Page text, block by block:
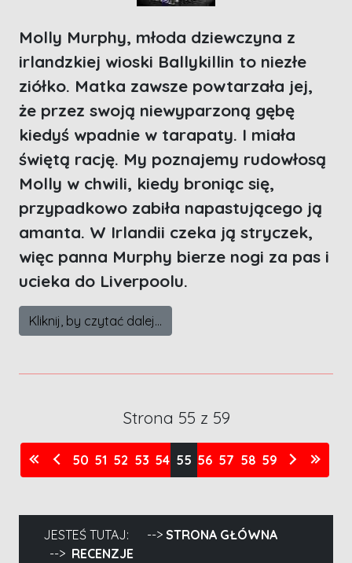
Molly Murphy, młoda dziewczyna z
irlandzkiej wioski Ballykillin to niezłe
ziółko. Matka zawsze powtarzała jej,
że przez swoją niewyparzoną gębę
kiedyś wpadnie w tarapaty. I miała
świętą rację. My poznajemy rudowłosą
Molly w chwili, kiedy broniąc się,
przypadkowo zabiła napastującego ją
amanta. W Irlandii czeka ją stryczek,
więc panna Murphy bierze nogi za pas i
ucieka do Liverpoolu.
Kliknij, by czytać dalej...
Strona 55 z 59
50 51 52 53 54 55 56 57 58 59
JESTEŚ TUTAJ:
STRONA GŁÓWNA
RECENZJE